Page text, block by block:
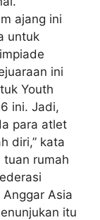
ajang ini
untuk
ini
Youth
ini. Jadi,
para atlet
diri,” kata
tuan rumah
Asia
itu